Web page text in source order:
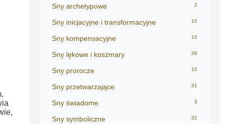
Sny archetypowe 2
Sny inicjacyjne i transformacyjne 10
Sny kompensacyjne 10
Sny lękowe i koszmary 39
Sny prorocze 10
Sny przetwarzające 31
Sny świadome 3
Sny symboliczne 32